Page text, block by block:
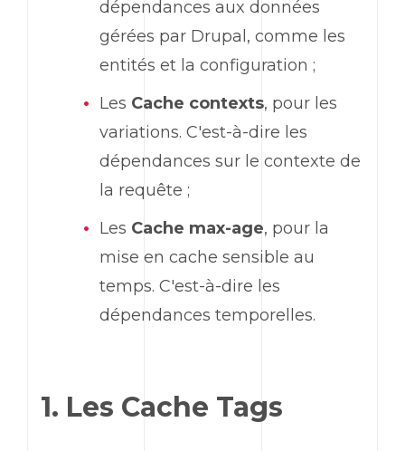
dépendances aux données
gérées par Drupal, comme les
entités et la configuration ;
Les Cache contexts, pour les
variations. C'est-à-dire les
dépendances sur le contexte de
la requête ;
Les Cache max-age, pour la
mise en cache sensible au
temps. C'est-à-dire les
dépendances temporelles.
1. Les Cache Tags